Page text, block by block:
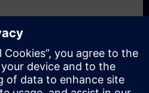
vonatkozó általános listaáras
osztály számára –, kérjük,